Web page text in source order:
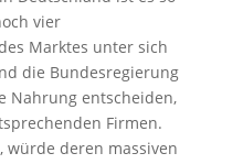
vier
Marktes unter sich
die Bundesregierung
Nahrung entscheiden,
Firmen.
würde deren massiven